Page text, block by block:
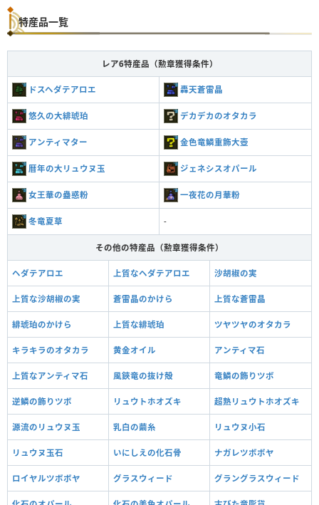
特産品一覧
レア6特産品（勲章獲得条件）
ドスヘダテアロエ 轟天蒼雷晶
悠久の大緋琥珀 デカデカのオタカラ
アンティマター 金色竜鱗重飾大壺
暦年の大リュウヌ玉 ジェネシスオパール
女王華の蠱惑粉 一夜花の月華粉
冬竜夏草 -
その他の特産品（勲章獲得条件）
ヘダテアロエ 上質なヘダテアロエ 沙胡椒の実
上質な沙胡椒の実 蒼雷晶のかけら 上質な蒼雷晶
緋琥珀のかけら 上質な緋琥珀 ツヤツヤのオタカラ
キラキラのオタカラ 黄金オイル アンティマ石
上質なアンティマ石 風鋏竜の抜け殻 竜鱗の飾りツボ
逆鱗の飾りツボ リュウトホオズキ 超熟リュウトホオズキ
源流のリュウヌ玉 乳白の繭糸 リュウヌ小石
リュウヌ玉石 いにしえの化石骨 ナガレツボボヤ
ロイヤルツボボヤ グラスウィード グラングラスウィード